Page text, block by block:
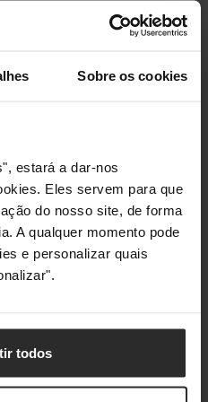
Sobre os cookies
estará a dar-nos
Eles servem para que
do nosso site, de forma
A qualquer momento pode
e personalizar quais
todos
e isenção de
ou códigos
para
da internet,
de espionagem
disso, a
opera com
e liberta o
mensais